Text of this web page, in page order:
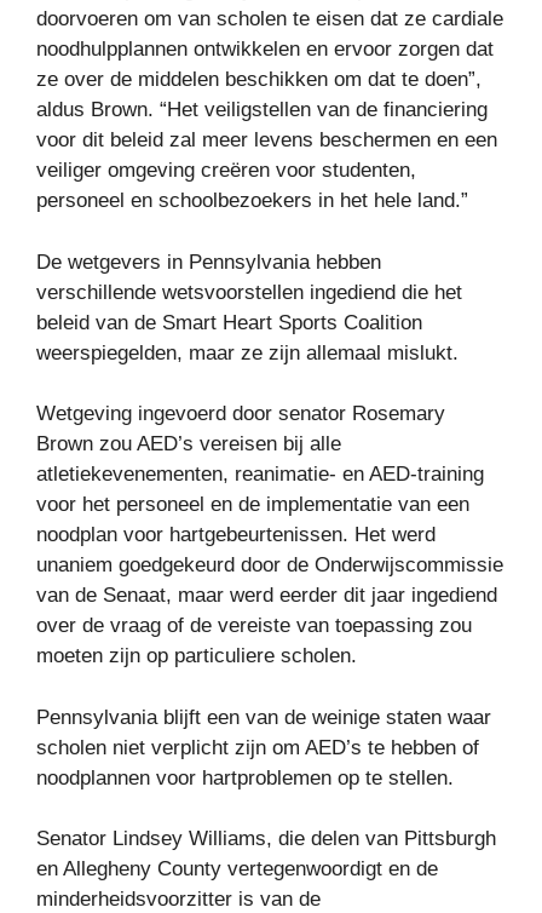
doorvoeren om van scholen te eisen dat ze cardiale
noodhulpplannen ontwikkelen en ervoor zorgen dat
ze over de middelen beschikken om dat te doen”,
aldus Brown. “Het veiligstellen van de financiering
voor dit beleid zal meer levens beschermen en een
veiliger omgeving creëren voor studenten,
personeel en schoolbezoekers in het hele land.”
De wetgevers in Pennsylvania hebben
verschillende wetsvoorstellen ingediend die het
beleid van de Smart Heart Sports Coalition
weerspiegelden, maar ze zijn allemaal mislukt.
Wetgeving ingevoerd door senator Rosemary
Brown zou AED’s vereisen bij alle
atletiekevenementen, reanimatie- en AED-training
voor het personeel en de implementatie van een
noodplan voor hartgebeurtenissen. Het werd
unaniem goedgekeurd door de Onderwijscommissie
van de Senaat, maar werd eerder dit jaar ingediend
over de vraag of de vereiste van toepassing zou
moeten zijn op particuliere scholen.
Pennsylvania blijft een van de weinige staten waar
scholen niet verplicht zijn om AED’s te hebben of
noodplannen voor hartproblemen op te stellen.
Senator Lindsey Williams, die delen van Pittsburgh
en Allegheny County vertegenwoordigt en de
minderheidsvoorzitter is van de